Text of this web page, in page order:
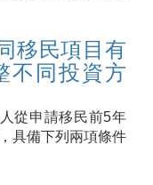
移民項目有
不同投資方
從申請移民前5年
具備下列兩項條件